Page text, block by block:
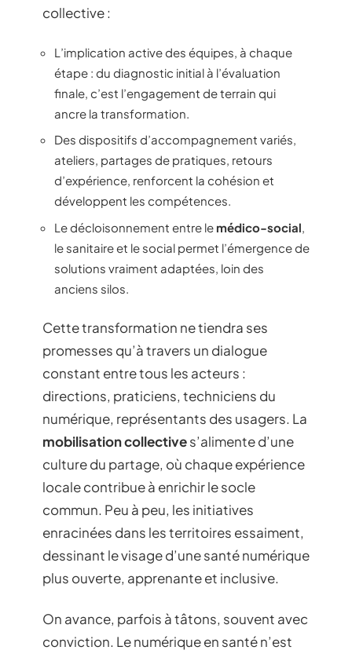
collective :
L’implication active des équipes, à chaque
étape : du diagnostic initial à l’évaluation
finale, c’est l’engagement de terrain qui
ancre la transformation.
Des dispositifs d’accompagnement variés,
ateliers, partages de pratiques, retours
d’expérience, renforcent la cohésion et
développent les compétences.
Le décloisonnement entre le médico-social
le sanitaire et le social permet l’émergence de
solutions vraiment adaptées, loin des
anciens silos.
Cette transformation ne tiendra ses
promesses qu’à travers un dialogue
constant entre tous les acteurs :
directions, praticiens, techniciens du
numérique, représentants des usagers. La
mobilisation collectives’alimente d’une
culture du partage, où chaque expérience
locale contribue à enrichir le socle
commun. Peu à peu, les initiatives
enracinées dans les territoires essaiment,
dessinant le visage d’une santé numérique
plus ouverte, apprenante et inclusive.
On avance, parfois à tâtons, souvent avec
conviction. Le numérique en santé n’est